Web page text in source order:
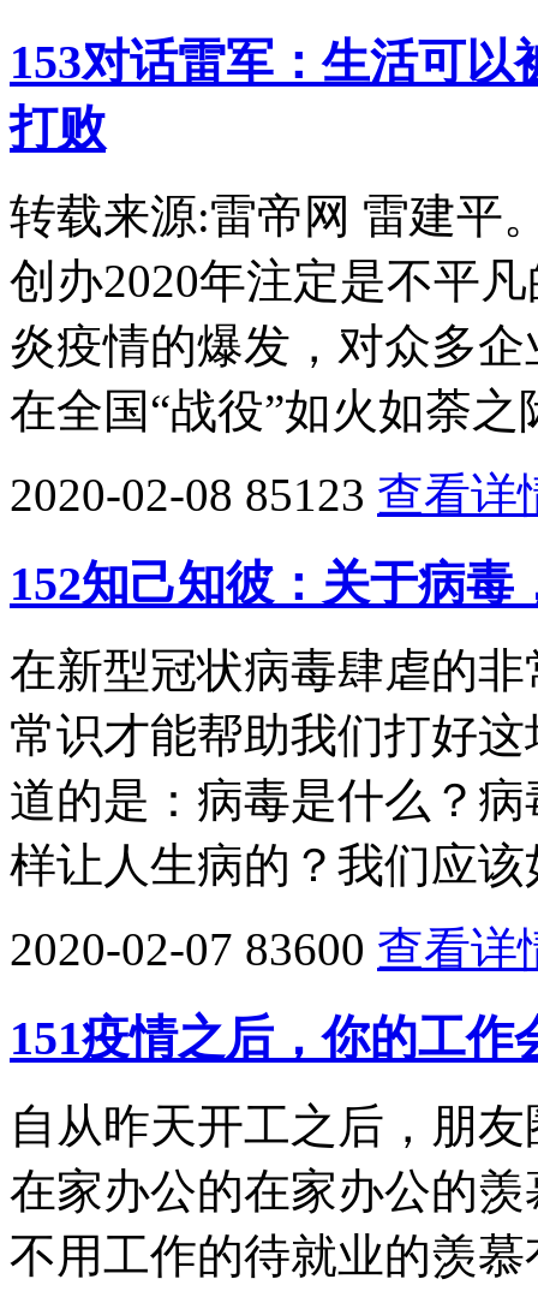
153对话雷军：生活可
打败
转载来源:雷帝网 雷建平
创办2020年注定是不平
炎疫情的爆发，对众多
在全国“战役”如火如荼之
2020-02-08 85123 查看详
152知己知彼：关于病
在新型冠状病毒肆虐的
常识才能帮助我们打好
道的是：病毒是什么？
样让人生病的？我们应
2020-02-07 83600 查看详
151疫情之后，你的工作
自从昨天开工之后，朋
在家办公的在家办公的
不用工作的待就业的羡